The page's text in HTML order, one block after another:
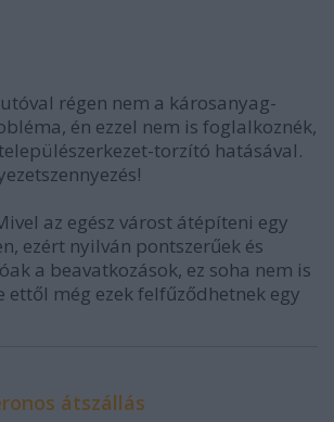
régen nem a károsanyag-
én ezzel nem is foglalkoznék,
torzító hatásával.
az egész várost átépíteni egy
ezért nyilván pontszerűek és
a beavatkozások, ez soha nem is
ettől még ezek felfűződhetnek egy
átszállás